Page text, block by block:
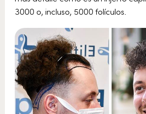
3000 o, incluso, 5000 folículos.